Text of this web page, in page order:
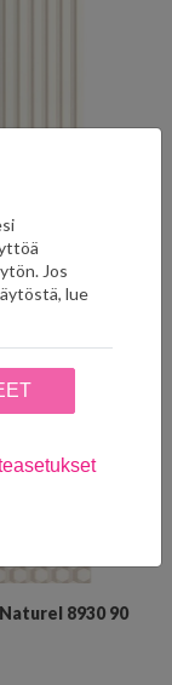
8930 90
Jos
lue